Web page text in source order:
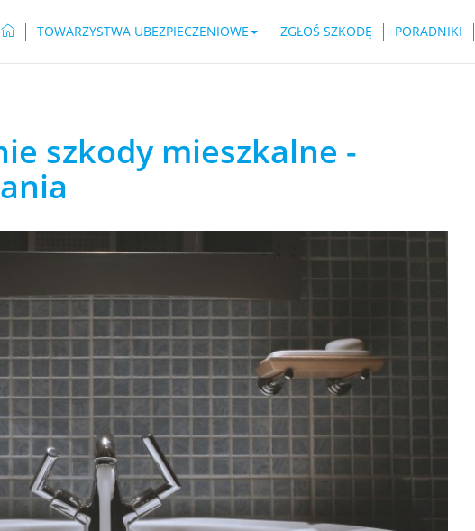
TOWARZYSTWA UBEZPIECZENIOWE ZGŁOŚ SZKODĘ PORADNIKI
szkody mieszkalne -